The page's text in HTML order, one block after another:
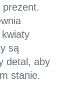
prezent.
są
detal, aby
stanie.